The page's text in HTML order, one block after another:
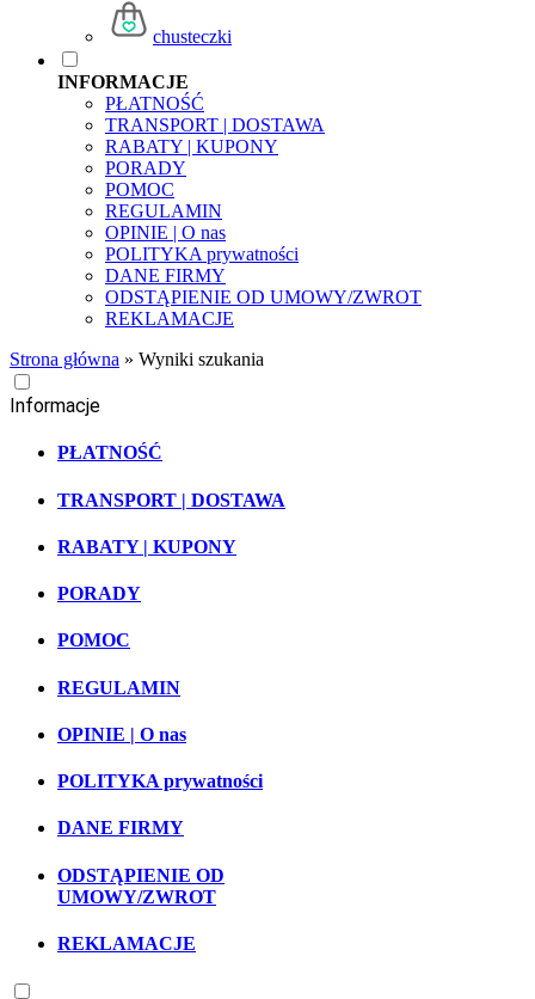
chusteczki
INFORMACJE
PŁATNOŚĆ
TRANSPORT | DOSTAWA
RABATY | KUPONY
PORADY
POMOC
REGULAMIN
OPINIE | O nas
POLITYKA prywatności
DANE FIRMY
ODSTĄPIENIE OD UMOWY/ZWROT
REKLAMACJE
Strona główna » Wyniki szukania
Informacje
PŁATNOŚĆ
TRANSPORT | DOSTAWA
RABATY | KUPONY
PORADY
POMOC
REGULAMIN
OPINIE | O nas
POLITYKA prywatności
DANE FIRMY
ODSTĄPIENIE OD
UMOWY/ZWROT
REKLAMACJE